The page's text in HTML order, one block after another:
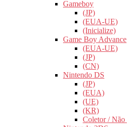
Gameboy
(JP)
(EUA-UE)
(Inicialize)
Game Boy Advance
(EUA-UE)
(JP)
(CN)
Nintendo DS
(JP)
(EUA)
(UE)
(KR)
Coletor / Não